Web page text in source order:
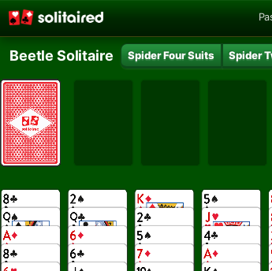
Beetle Solitaire Spider Four Suits Spider